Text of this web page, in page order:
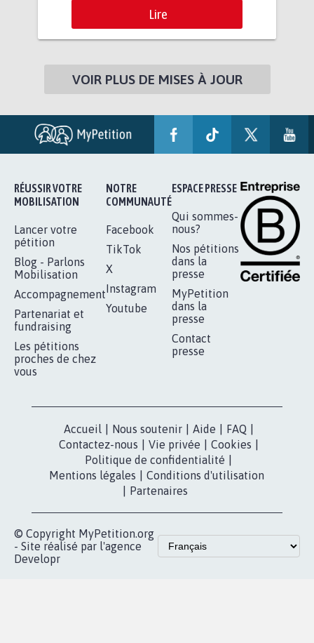
Lire
VOIR PLUS DE MISES À JOUR
RÉUSSIR VOTRE
MOBILISATION
Lancer votre
pétition
Blog - Parlons
Mobilisation
Accompagnement
Partenariat et
fundraising
Les pétitions
proches de chez
vous
NOTRE
COMMUNAUTÉ
Facebook
TikTok
X
Instagram
Youtube
ESPACE PRESSE
Qui sommes-
nous?
Nos pétitions
dans la
presse
MyPetition
dans la
presse
Contact
presse
Accueil Nous soutenir Aide FAQ
Contactez-nous
Vie privée Cookies
Politique de confidentialité
Mentions légales
Conditions d'utilisation
Partenaires
© Copyright MyPetition.org
- Site réalisé par l'agence
Developr